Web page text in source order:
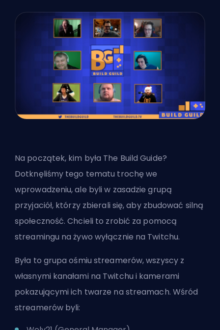
Na początek, kim była The Build Guide?
Dotknęliśmy tego tematu trochę we
wprowadzeniu, ale byli w zasadzie grupą
przyjaciół, którzy zbierali się, aby zbudować silną
społeczność. Chcieli to zrobić za pomocą
streamingu na żywo wyłącznie na Twitchu.
Była to grupa ośmiu streamerów, wszyscy z
własnymi kanałami na Twitchu i kamerami
pokazującymi ich twarze na streamach. Wśród
streamerów byli: